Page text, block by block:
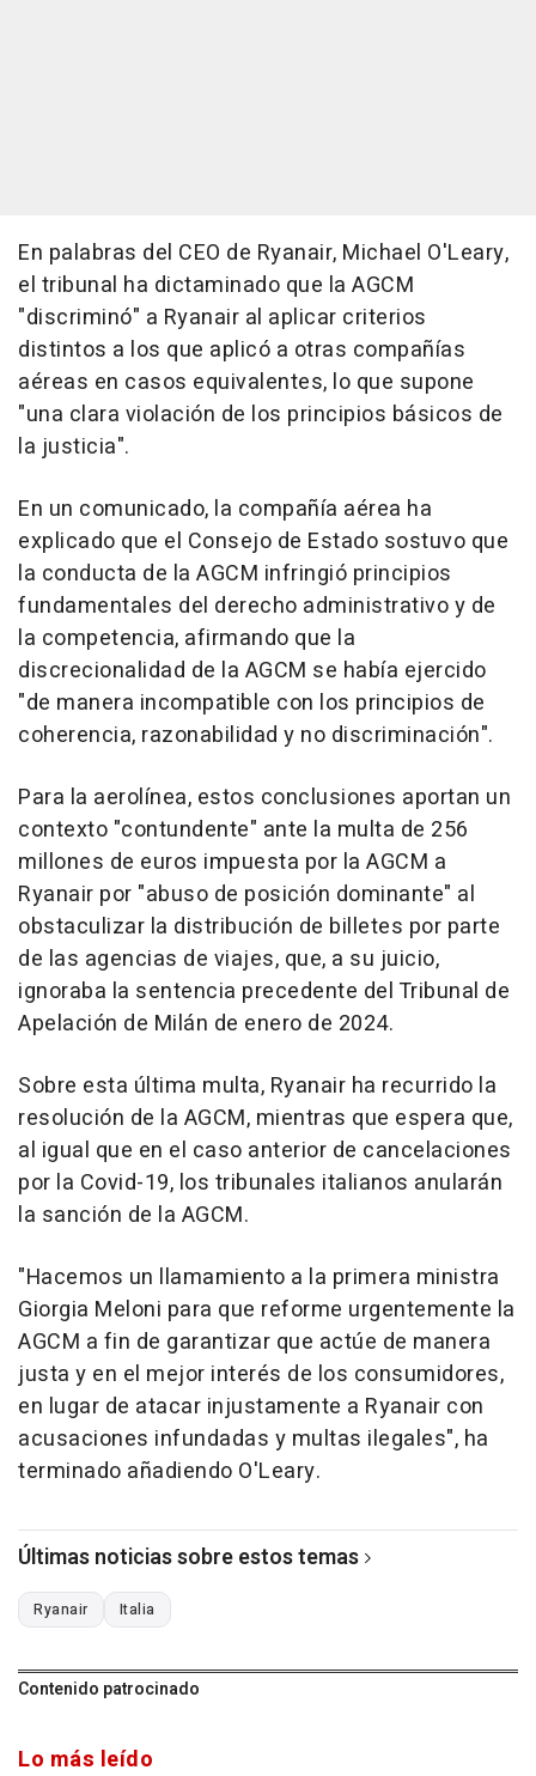
En palabras del CEO de Ryanair, Michael O'Leary,
el tribunal ha dictaminado que la AGCM
"discriminó" a Ryanair al aplicar criterios
distintos a los que aplicó a otras compañías
aéreas en casos equivalentes, lo que supone
"una clara violación de los principios básicos de
la justicia".
En un comunicado, la compañía aérea ha
explicado que el Consejo de Estado sostuvo que
la conducta de la AGCM infringió principios
fundamentales del derecho administrativo y de
la competencia, afirmando que la
discrecionalidad de la AGCM se había ejercido
"de manera incompatible con los principios de
coherencia, razonabilidad y no discriminación".
Para la aerolínea, estos conclusiones aportan un
contexto "contundente" ante la multa de 256
millones de euros impuesta por la AGCM a
Ryanair por "abuso de posición dominante" al
obstaculizar la distribución de billetes por parte
de las agencias de viajes, que, a su juicio,
ignoraba la sentencia precedente del Tribunal de
Apelación de Milán de enero de 2024.
Sobre esta última multa, Ryanair ha recurrido la
resolución de la AGCM, mientras que espera que,
al igual que en el caso anterior de cancelaciones
por la Covid-19, los tribunales italianos anularán
la sanción de la AGCM.
"Hacemos un llamamiento a la primera ministra
Giorgia Meloni para que reforme urgentemente la
AGCM a fin de garantizar que actúe de manera
justa y en el mejor interés de los consumidores,
en lugar de atacar injustamente a Ryanair con
acusaciones infundadas y multas ilegales", ha
terminado añadiendo O'Leary.
Últimas noticias sobre estos temas
Ryanair Italia
Contenido patrocinado
Lo más leído